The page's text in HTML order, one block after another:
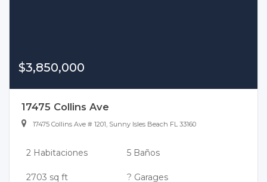
$3,850,000
17475 Collins Ave
17475 Collins Ave # 1201, Sunny Isles Beach FL 33160
2 Habitaciones 5 Baños
2703 sq ft ? Garages